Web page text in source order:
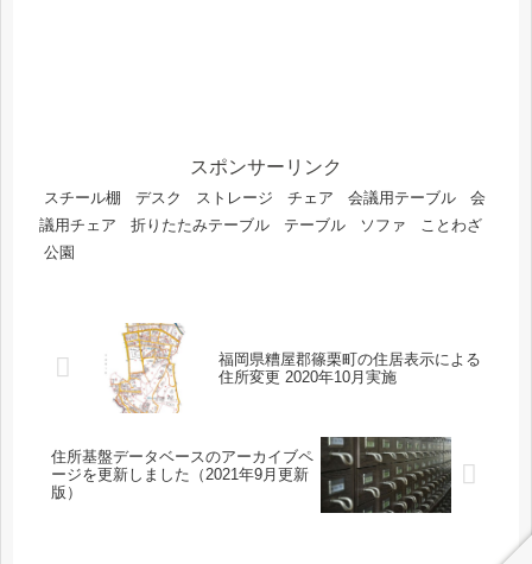
スポンサーリンク
スチール棚 デスク ストレージ チェア 会議用テーブル
会
議用チェア
折りたたみテーブル テーブル ソファ
ことわざ
公園
福岡県糟屋郡篠栗町の住居表示による
住所変更 2020年10月実施
住所基盤データベースのアーカイブペ
ージを更新しました（2021年9月更新
版）